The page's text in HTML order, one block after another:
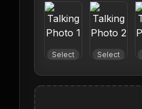
Select Select